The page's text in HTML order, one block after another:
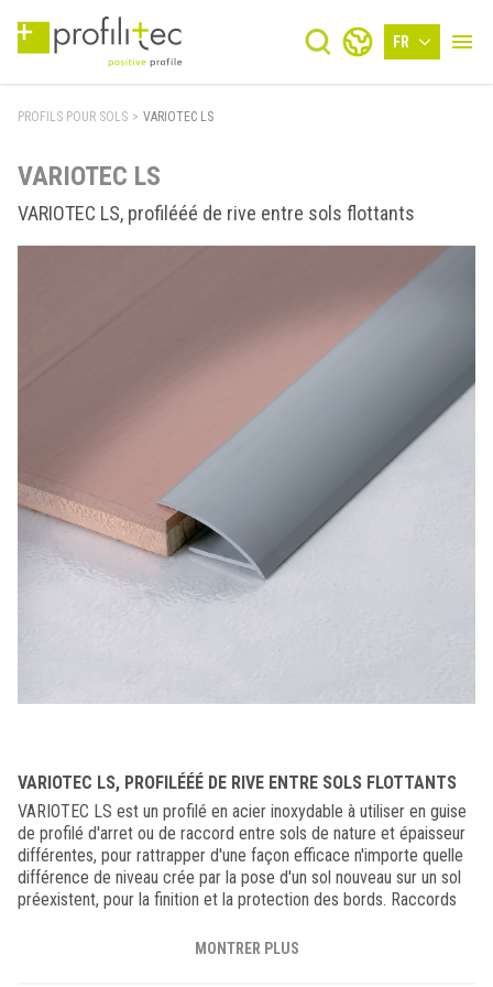
FR
PROFILS POUR SOLS > VARIOTEC LS
VARIOTEC LS
VARIOTEC LS, profilééé de rive entre sols flottants
VARIOTEC LS, PROFILÉÉÉ DE RIVE ENTRE SOLS FLOTTANTS
VARIOTEC LS est un profilé en acier inoxydable à utiliser en guise
de profilé d'arret ou de raccord entre sols de nature et épaisseur
différentes, pour rattrapper d'une façon efficace n'importe quelle
différence de niveau crée par la pose d'un sol nouveau sur un sol
préexistent, pour la finition et la protection des bords. Raccords
matériaux minces comme la moquette ou les sols souples.
MONTRER PLUS